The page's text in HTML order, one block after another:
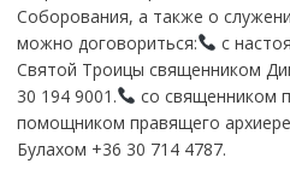
Соборования, а также о
можно договориться:
с
Святой Троицы священником
30 194 9001.
со священником
помощником правящего
Булахом +36 30 714 4787.